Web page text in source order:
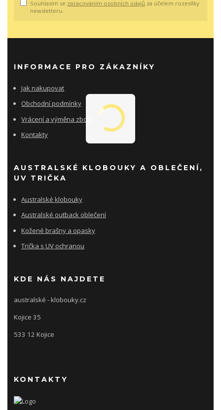
Souhlasím se zpracováním osobních údajů za účelem rozesílky
newsletteru.
INFORMACE PRO ZÁKAZNÍKY
Jak nakupovat
Obchodní podmínky
Vrácení a výměna zboží
Kontakty
AUSTRALSKÉ KLOBOUKY A OBLEČENÍ,
UV TRIČKA
Australské klobouky
Australské outback oblečení
Kožené brašny a opasky
Trička s UV ochranou
KDE NÁS NAJDETE
australské - klobouky.cz
Kojice 35
533 12 Kojice
KONTAKTY